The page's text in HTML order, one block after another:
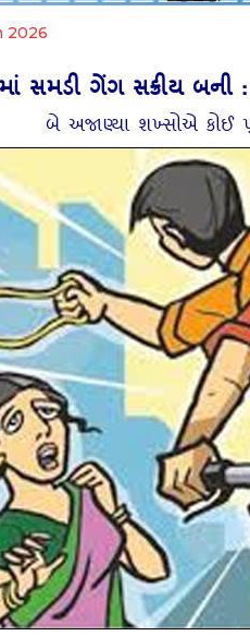
2026
સમડી ગેંગ સક્રીય
બે અજાણ્‍યા શખ્‍સોએ કોઈ